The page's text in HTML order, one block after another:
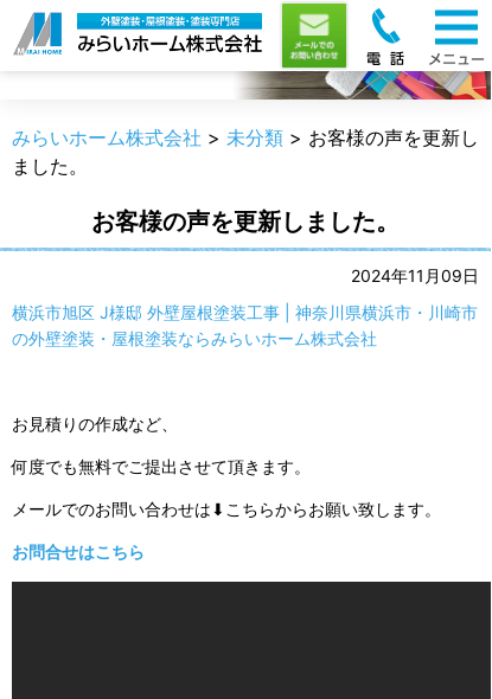
職人のうんちく
みらいホーム株式会社 > 未分類 > お客様の声を更新し
ました。
お客様の声を更新しました。
2024年11月09日
横浜市旭区 J様邸 外壁屋根塗装工事 | 神奈川県横浜市・川崎市
の外壁塗装・屋根塗装ならみらいホーム株式会社
お見積りの作成など、
何度でも無料でご提出させて頂きます。
メールでのお問い合わせは⬇こちらからお願い致します。
お問合せはこちら